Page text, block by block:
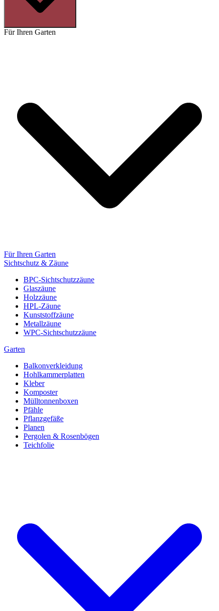
Für Ihren Garten
Für Ihren Garten
Sichtschutz & Zäune
BPC-Sichtschutzzäune
Glaszäune
Holzzäune
HPL-Zäune
Kunststoffzäune
Metallzäune
WPC-Sichtschutzzäune
Garten
Balkonverkleidung
Hohlkammerplatten
Kleber
Komposter
Mülltonnenboxen
Pfähle
Pflanzgefäße
Planen
Pergolen & Rosenbögen
Teichfolie